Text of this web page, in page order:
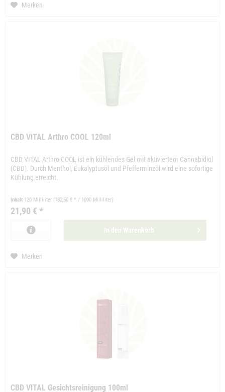
Merken
CBD VITAL Arthro COOL 120ml
CBD VITAL Arthro COOL ist ein kühlendes Gel mit aktiviertem Cannabidiol
(CBD). Durch Menthol, Eukalyptusöl und Pfefferminzöl wird eine sofortige
Kühlung erreicht.
Inhalt 120 Milliliter (182,50 € * / 1000 Milliliter)
21,90 € *
In den Warenkorb
Merken
CBD VITAL Gesichtsreinigung 100ml